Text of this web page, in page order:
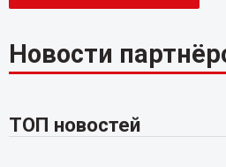
Новости
ТОП новостей